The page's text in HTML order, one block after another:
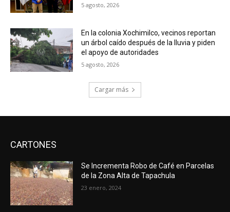
5 agosto, 2026
En la colonia Xochimilco, vecinos reportan
un árbol caído después de la lluvia y piden
el apoyo de autoridades
5 agosto, 2026
Cargar más
CARTONES
Se Incrementa Robo de Café en Parcelas
de la Zona Alta de Tapachula
23 enero, 2024